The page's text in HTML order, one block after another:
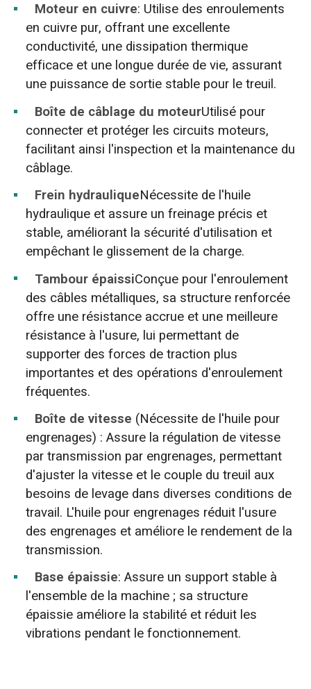
Moteur en cuivre: Utilise des enroulements
en cuivre pur, offrant une excellente
conductivité, une dissipation thermique
efficace et une longue durée de vie, assurant
une puissance de sortie stable pour le treuil.
Boîte de câblage du moteurUtilisé pour
connecter et protéger les circuits moteurs,
facilitant ainsi l'inspection et la maintenance du
câblage.
Frein hydrauliqueNécessite de l'huile
hydraulique et assure un freinage précis et
stable, améliorant la sécurité d'utilisation et
empêchant le glissement de la charge.
Tambour épaissiConçue pour l'enroulement
des câbles métalliques, sa structure renforcée
offre une résistance accrue et une meilleure
résistance à l'usure, lui permettant de
supporter des forces de traction plus
importantes et des opérations d'enroulement
fréquentes.
Boîte de vitesse (Nécessite de l'huile pour
engrenages) : Assure la régulation de vitesse
par transmission par engrenages, permettant
d'ajuster la vitesse et le couple du treuil aux
besoins de levage dans diverses conditions de
travail. L'huile pour engrenages réduit l'usure
des engrenages et améliore le rendement de la
transmission.
Base épaissie: Assure un support stable à
l'ensemble de la machine ; sa structure
épaissie améliore la stabilité et réduit les
vibrations pendant le fonctionnement.